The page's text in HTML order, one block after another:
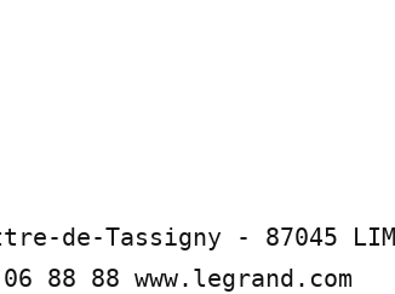
de-Tassigny - 87045
88 88 www.legrand.com